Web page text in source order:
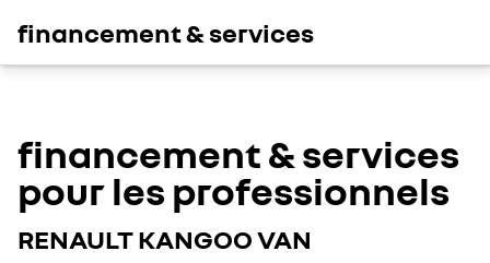
financement & services
financement & services
pour les professionnels
RENAULT KANGOO VAN